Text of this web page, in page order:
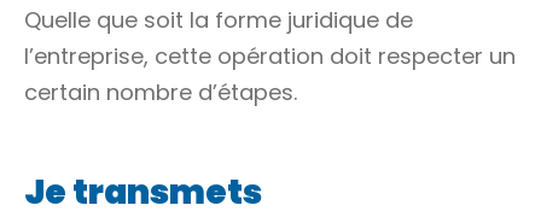
Quelle que soit la forme juridique de
l’entreprise, cette opération doit respecter un
certain nombre d’étapes.
Je transmets